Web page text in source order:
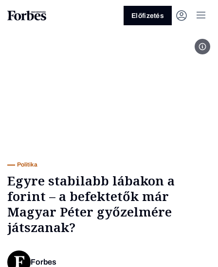
Előfizetés
Politika
Egyre stabilabb lábakon a
forint – a befektetők már
Magyar Péter győzelmére
játszanak?
Forbes